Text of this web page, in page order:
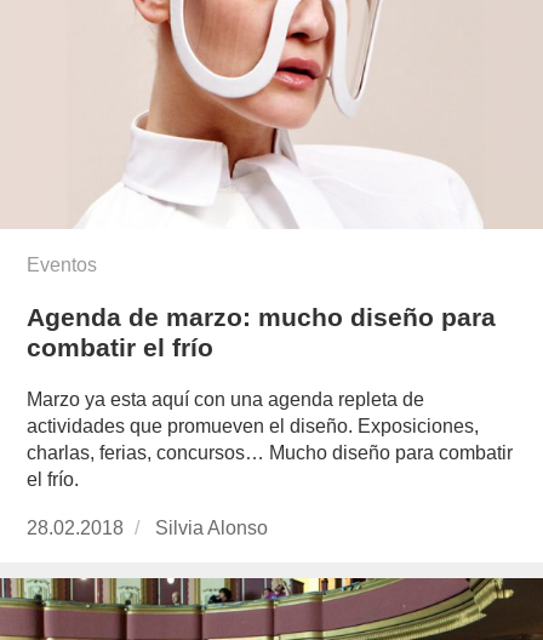
Eventos
Agenda de marzo: mucho diseño para
combatir el frío
Marzo ya esta aquí con una agenda repleta de
actividades que promueven el diseño. Exposiciones,
charlas, ferias, concursos… Mucho diseño para combatir
el frío.
Publicado
28.02.2018
https://www.experimenta.es/author/silvia-
Silvia Alonso